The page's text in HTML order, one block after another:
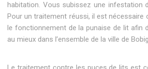
habitation. Vous subissez une infestation
Pour un traitement réussi, il est nécessaire
le fonctionnement de la punaise de lit afin
au mieux dans l’ensemble de la ville de